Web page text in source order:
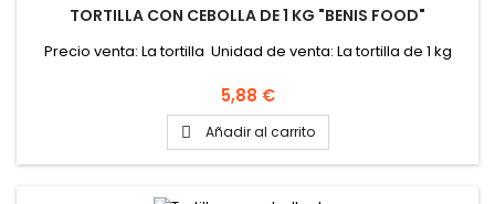
TORTILLA CON CEBOLLA DE 1 KG "BENIS FOOD"
Precio venta: La tortilla Unidad de venta: La tortilla de 1 kg
Precio
5,88 €
 Añadir al carrito